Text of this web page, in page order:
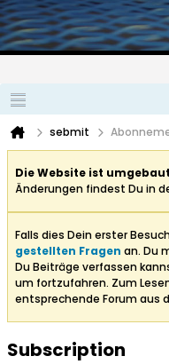
sebmit
Die Website ist
Änderungen findest Du in
Falls dies Dein erster
gestellten Fragen an. Du
Du Beiträge verfassen
um fortzufahren. Zum
entsprechende Forum aus
Subscription